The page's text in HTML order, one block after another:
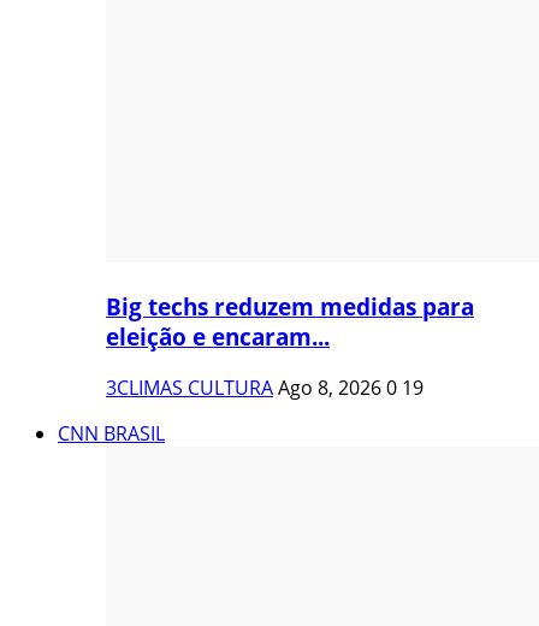
Big techs reduzem medidas para
eleição e encaram...
3CLIMAS CULTURAAgo 8, 20260 19
CNN BRASIL